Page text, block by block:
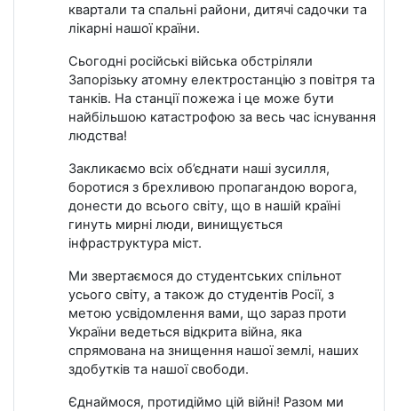
квартали та спальні райони, дитячі садочки та
лікарні нашої країни.
Сьогодні російські війська обстріляли
Запорізьку атомну електростанцію з повітря та
танків. На станції пожежа і це може бути
найбільшою катастрофою за весь час існування
людства!
Закликаємо всіх об’єднати наші зусилля,
боротися з брехливою пропагандою ворога,
донести до всього світу, що в нашій країні
гинуть мирні люди, винищується
інфраструктура міст.
Ми звертаємося до студентських спільнот
усього світу, а також до студентів Росії, з
метою усвідомлення вами, що зараз проти
України ведеться відкрита війна, яка
спрямована на знищення нашої землі, наших
здобутків та нашої свободи.
Єднаймося, протидіймо цій війні! Разом ми